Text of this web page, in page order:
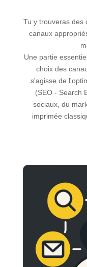
Tu y trouveras des
canaux
Une partie
choix des
s'agisse de
(SEO - Search
sociaux, du
imprimée